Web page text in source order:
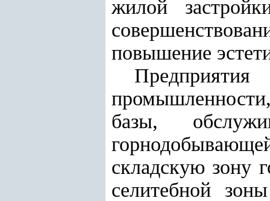
жилой
повышение
базы,
складскую зону
селитебной